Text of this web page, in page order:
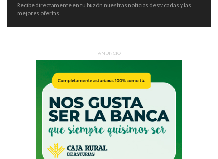
Recibe directamente en tu buzón nuestras noticias destacadas y las
mejores ofertas.
ANUNCIO